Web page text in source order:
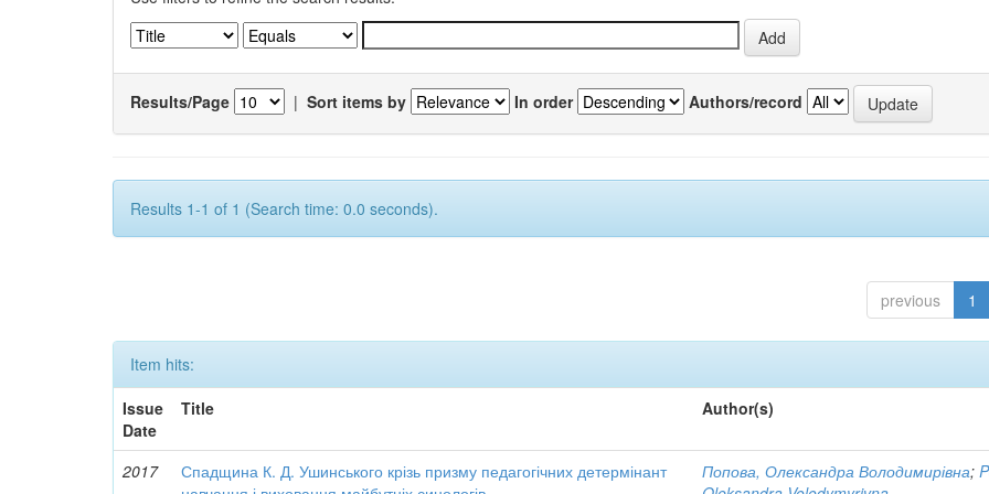
Results/Page | Sort items by In order Authors/record
Results 1-1 of 1 (Search time: 0.0 seconds).
previous 1
Item hits:
Issue
Date
Title Author(s)
2017
Спадщина К. Д. Ушинського крізь призму педагогічних детермінант
Попова, Олександра Володимирівна;